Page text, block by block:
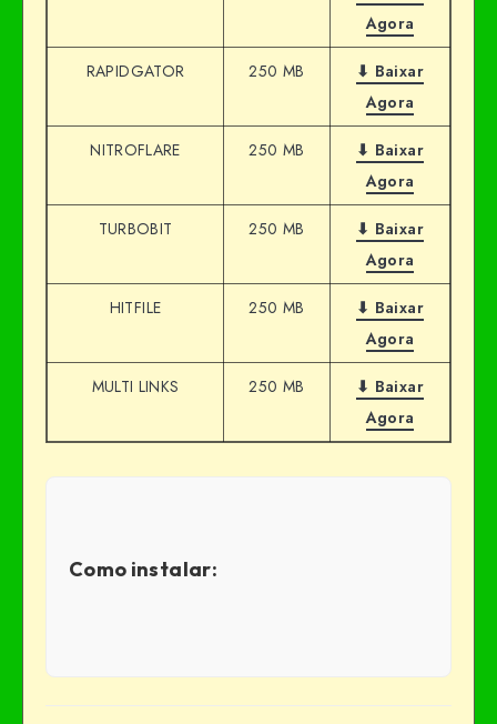
Agora
RAPIDGATOR 250 MB
⬇ Baixar
Agora
NITROFLARE 250 MB
⬇ Baixar
Agora
TURBOBIT 250 MB
⬇ Baixar
Agora
HITFILE 250 MB
⬇ Baixar
Agora
MULTI LINKS 250 MB
⬇ Baixar
Agora
Como instalar: